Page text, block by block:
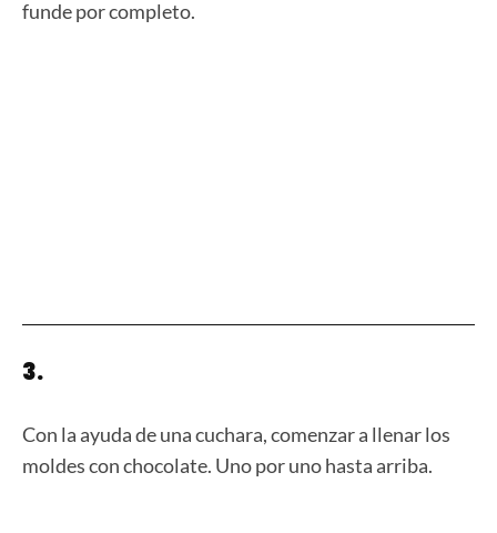
funde por completo.
3.
Con la ayuda de una cuchara, comenzar a llenar los
moldes con chocolate. Uno por uno hasta arriba.